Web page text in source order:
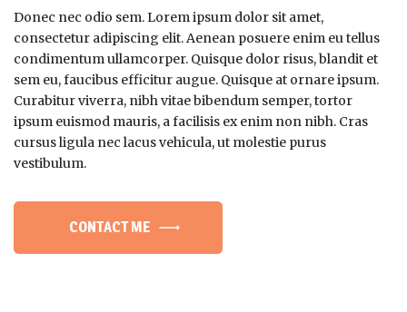
Donec nec odio sem. Lorem ipsum dolor sit amet,
consectetur adipiscing elit. Aenean posuere enim eu tellus
condimentum ullamcorper. Quisque dolor risus, blandit et
sem eu, faucibus efficitur augue. Quisque at ornare ipsum.
Curabitur viverra, nibh vitae bibendum semper, tortor
ipsum euismod mauris, a facilisis ex enim non nibh. Cras
cursus ligula nec lacus vehicula, ut molestie purus
vestibulum.
CONTACT ME